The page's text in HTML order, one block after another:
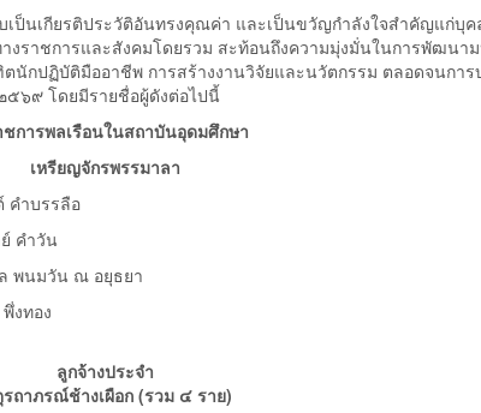
ป็นเกียรติประวัติอันทรงคุณค่า และเป็นขวัญกำลังใจสำคัญแก่บุ
งราชการและสังคมโดยรวม สะท้อนถึงความมุ่งมั่นในการพัฒนา
กปฏิบัติมืออาชีพ การสร้างงานวิจัยและนวัตกรรม ตลอดจนการ
๖๙ โดยมีรายชื่อผู้ดังต่อไปนี้
การพลเรือนในสถาบันอุดมศึกษา
เหรียญจักรพรรมาลา
รรลือ
ำวัน
นมวัน ณ อยุธยา
ทอง
ลูกจ้างประจำ
ถาภรณ์ช้างเผือก (รวม ๔ ราย)